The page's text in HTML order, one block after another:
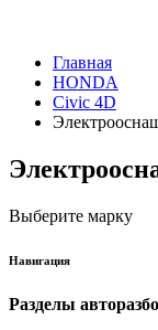
Главная
HONDA
Civic 4D
Выберите марку
Навигация
Разделы